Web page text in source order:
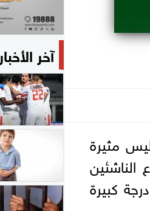
مثيرة
كبيرة
آخر الأخبار